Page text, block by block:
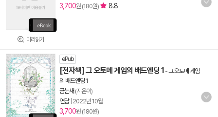
미리읽기
3,700원 (180원) 8.8
ePub
[전자책] 그 오토메 게임의 배드엔딩 1 -그 오토메 게임
의 배드엔딩 1
금눈새 (지은이)
연담| 2022년 10월
3,700원 (180원)